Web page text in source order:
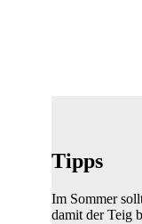
Tipps
Im Sommer
damit der Teig